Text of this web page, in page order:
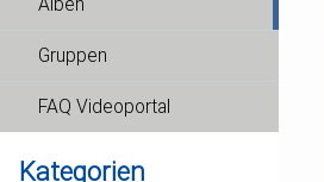
Alben
Gruppen
FAQ Videoportal
Kategorien